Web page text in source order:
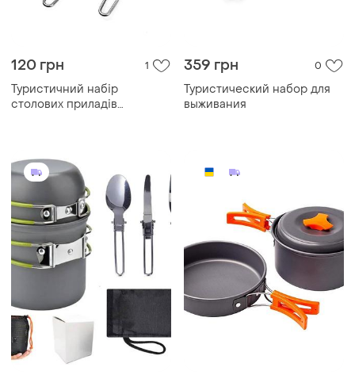
120 грн 1
Туристичний набір
столових приладів
359 грн 0
Туристический набор для
выживания